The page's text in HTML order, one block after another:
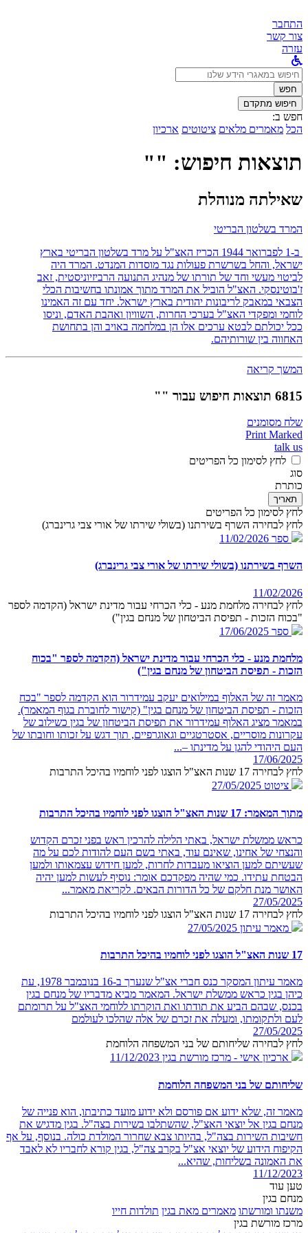
התחבר
צור קשר
עזרה
לחפש
ב:חפש
חיפוש מתקדם
חפש ב:
הכל מאמרים מלאים ציטוטים ארכיון
תוצאות חיפוש: ""
שאילתה מנוהלת
המרד בשלטון הבריטי
ב-1 לפברואר 1944 הכריז האצ"ל על מרד בשלטון הבריטי בארץ
ישראל, והחל בשרשרת פעולות נגד מוסדות המנדט. המרד היה
לביטוי מעשי וחד של תורתו של מנהיג התנועה הרביזיוניסטית, זאב
ז'בוטינסקי. האצ"ל הוביל את המרד מתוך אמונתו בחשיבות הכלי
הצבאי במאבק לריבונות יהודית בארץ ישראל. יחד עם זה האמינו
לוחמי ומפקדי האצ"ל בערכי החרות, השוויון ואהבת האדם, וניסו
ככל יכולתם לבטא ערכים אלו הן במלחמה באויב והן בתחושת
האחווה בין שורותיהם.
המשך קריאה
6815 תוצאות חיפוש עבור ""
שלח מסומנים
Print Marked
talk us
לחץ לסימון כל הפריטים
סוג
כותרת
תאריך
לחץ לסימון כל הפריטים
לחץ לבחירה השרף בשירתנו (בשולי שירתו של אורי צבי גרינברג)
ספר 11/02/2026
השרף בשירתנו (בשולי שירתו של אורי צבי גרינברג)
11/02/2026
לחץ לבחירה מלחמת מנע - כלי הכרחי עבור מדינת ישראל (הקדמה לספר
"בכוח הזכות - תפיסת הביטחון של מנחם בגין")
ספר 17/06/2025
מלחמת מנע - כלי הכרחי עבור מדינת ישראל (הקדמה לספר "בכוח
הזכות - תפיסת הביטחון של מנחם בגין")
מאמר זה של האלוף במילואים יעקב עמידרור הוא הקדמה לספר "בכח
הזכות - תפיסת הביטחון של מנחם בגין" (קישור לחוברת בגוף המאמר).
במאמר מציג האלוף עמידרור את תפיסת הביטחון של בגין כשילוב של
עקרונות מוסריים, אסטרטגיים וגאוגרפיים, תוך דגש על זכותו וחובתו של
העם היהודי להגן על מדינתו –...
17/06/2025
לחץ לבחירה 17 שנות האצ"ל הוצגו לפני לוחמיו בהיכל התרבות
ציטוט 27/05/2025
מתוך המאמר: 17 שנות האצ"ל הוצגו לפני לוחמיו בהיכל התרבות
כראש ממשלת ישראל, באתי הלילה להרכין ראש בפני זכרם הקדוש
והנצחי של אחינו, שאינם עוד, באתי בשם העם להודות לכם על מה
שעשיתם למען הוציאו מעבדות לחרות, למען חידוש עצמאותו ולמען
הבטחת עתידו. כמי שהיה מפקדכם אומר: נוסיף לעשות למען יהיה
האושר מנת חלקם של כל הדורות הבאים. לקריאת מאמר...
27/05/2025
לחץ לבחירה 17 שנות האצ"ל הוצגו לפני לוחמיו בהיכל התרבות
מאמר עיתון 27/05/2025
17 שנות האצ"ל הוצגו לפני לוחמיו בהיכל התרבות
מאמר עיתון המסקר כנס חברי אצ"ל שנערך ב-16 בנובמבר 1978, עת
כיהן בגין כראש ממשלת ישראל. המאמר מביא מדבריו של מנחם בגין
בכנס, שבהם הביע את תודתו ואת הוקרתו ללוחמי האצ"ל על תרומתם
לעם ולתקומתו, ומעלה את זכרם של אלה שהלכו לעולמם
27/05/2025
לחץ לבחירה שליחותם של בני המשפחה הלוחמת
ארכיון אישי - מרכז מורשת בגין 11/12/2023
שליחותם של בני המשפחה הלוחמת
מאמר זה, שלא ידוע אם פורסם ולא ידוע מועד כתיבתו, הוא פנייה של
מנחם בגין אל יוצאי האצ"ל, שהשתלבו בשירות בצה"ל. בגין מדגיש את
חשיבות השירות בצה"ל, בהיותו צבא שחרור המולדת כולה. בנוסף, על אף
הקיפוח הידוע של יוצאי אצ"ל בקרב צה"ל, בגין קורא לחבריו לא לאבד
את האמונה בשליחות, שהיא...
11/12/2023
טען עוד
מנחם בגין
משנתו ומורשתו מאמרים מאת בגין תולדות חייו
מרכז מורשת בגין